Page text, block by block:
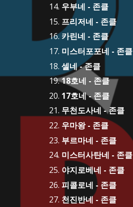
우부네 - 존클
프리저네 - 존클
카린네 - 존클
미스터포포네 - 존클
셀네 - 존클
18호네 - 존클
17호네 - 존클
무천도사네 - 존클
우마왕 - 존클
부르마네 - 존클
미스터사탄네 - 존클
야지로베네 - 존클
피콜로네 - 존클
천진반네 - 존클